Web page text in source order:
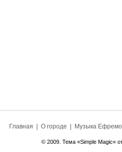
Главная О городе Музыка
© 2009. Тема «Simple Magic«